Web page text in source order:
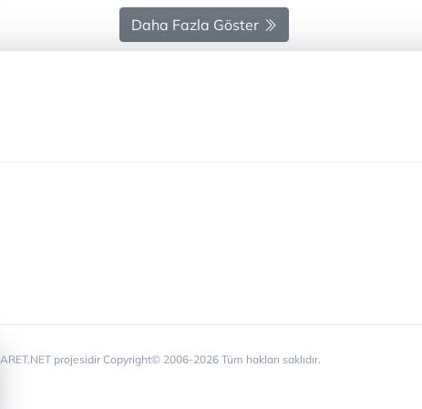
Daha Fazla Göster
projesidir Copyright© 2006-2026 Tüm hakları saklıdır.